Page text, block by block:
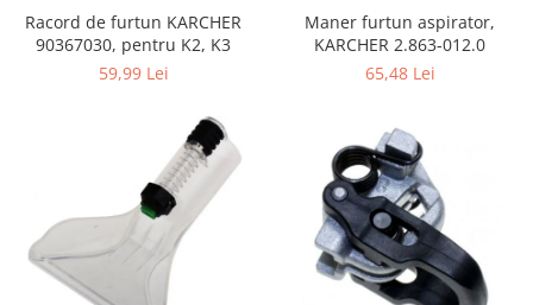
Racord de furtun KARCHER
90367030, pentru K2, K3
59,99 Lei
Maner furtun aspirator,
KARCHER 2.863-012.0
65,48 Lei